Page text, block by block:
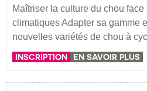
Maîtriser la culture du chou
climatiques Adapter sa gamme
nouvelles variétés de chou à
INSCRIPTION EN SAVOIR PLUS